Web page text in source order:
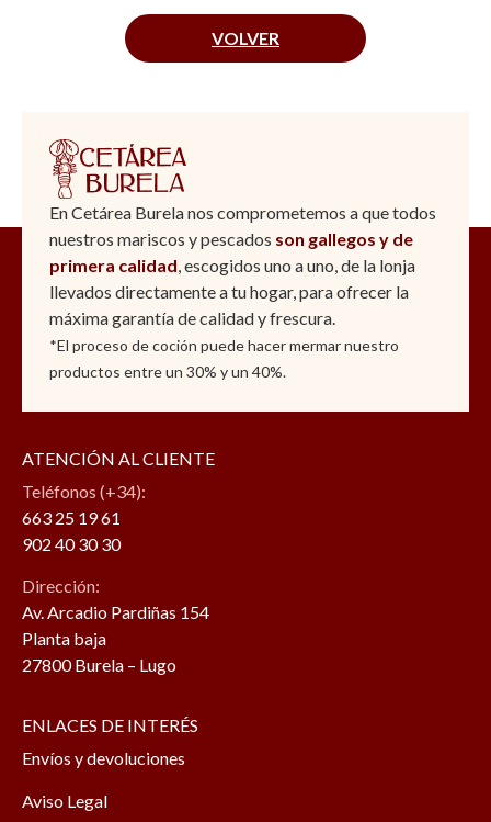
VOLVER
En Cetárea Burela nos comprometemos a que todos
nuestros mariscos y pescados son gallegos y de
primera calidad, escogidos uno a uno, de la lonja
llevados directamente a tu hogar, para ofrecer la
máxima garantía de calidad y frescura.
*El proceso de coción puede hacer mermar nuestro
productos entre un 30% y un 40%.
ATENCIÓN AL CLIENTE
Teléfonos (+34):
663 25 19 61
902 40 30 30
Dirección:
Av. Arcadio Pardiñas 154
Planta baja
27800 Burela – Lugo
ENLACES DE INTERÉS
Envíos y devoluciones
Aviso Legal